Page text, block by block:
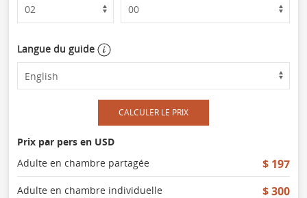
Langue du guide
CALCULER LE PRIX
Prix par pers en USD
Adulte en chambre partagée
$ 197
Adulte en chambre individuelle $ 300